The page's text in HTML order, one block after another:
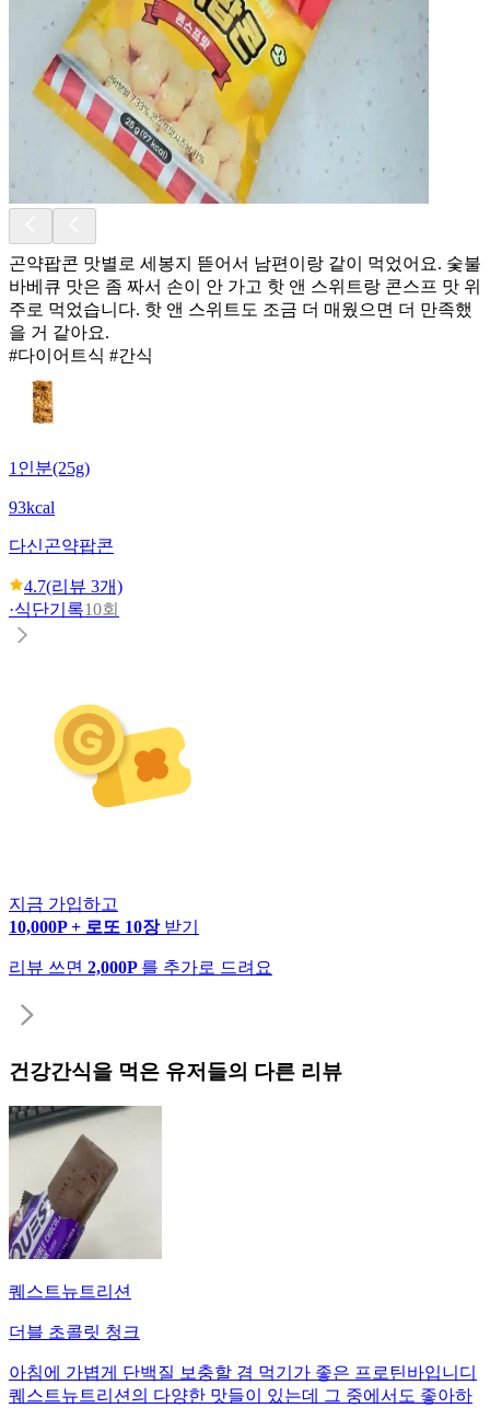
곤약팝콘 맛별로 세봉지 뜯어서 남편이랑 같이 먹었어요. 숯불
바베큐 맛은 좀 짜서 손이 안 가고 핫 앤 스위트랑 콘스프 맛 위
주로 먹었습니다. 핫 앤 스위트도 조금 더 매웠으면 더 만족했
을 거 같아요.
#다이어트식 #간식
1인분(25g)
93kcal
다신곤약팝콘
4.7(리뷰 3개)
·식단기록10회
지금 가입하고
10,000P + 로또 10장 받기
리뷰 쓰면 2,000P 를 추가로 드려요
건강간식을 먹은 유저들의 다른 리뷰
퀘스트뉴트리션
더블 초콜릿 청크
아침에 가볍게 단백질 보충할 겸 먹기가 좋은 프로틴바입니디
퀘스트뉴트리션의 다양한 맛들이 있는데 그 중에서도 좋아하